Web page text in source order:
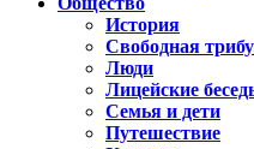
История
Свободная
Люди
Лицейские
Семья и дети
Путешествие